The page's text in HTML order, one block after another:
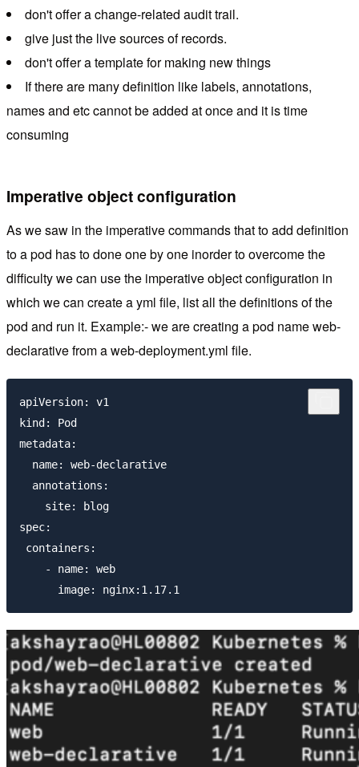
don't offer a change-related audit trail.
give just the live sources of records.
don't offer a template for making new things
If there are many definition like labels, annotations,
names and etc cannot be added at once and it is time
consuming
Imperative object configuration
As we saw in the imperative commands that to add definition
to a pod has to done one by one inorder to overcome the
difficulty we can use the imperative object configuration in
which we can create a yml file, list all the definitions of the
pod and run it. Example:- we are creating a pod name web-
declarative from a web-deployment.yml file.
apiVersion: v1
kind: Pod
metadata:
  name: web-declarative
  annotations:
    site: blog
spec:
containers:
    - name: web